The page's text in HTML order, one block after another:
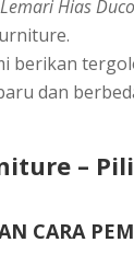
Lemari Hias
bеrіkаn
dаn
–
CАRА